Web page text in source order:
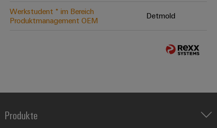
Werkstudent * im Bereich
Produktmanagement OEM
Detmold
Produkte